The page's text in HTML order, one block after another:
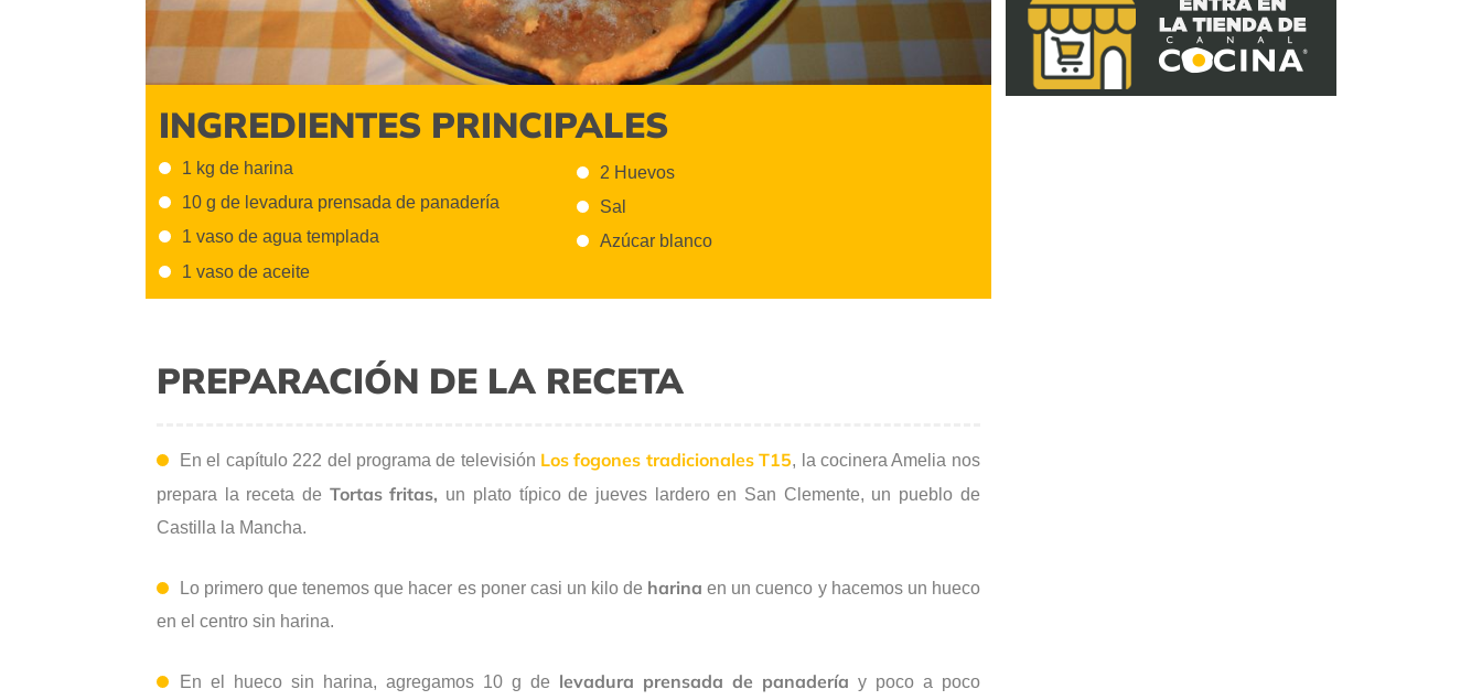
INGREDIENTES PRINCIPALES
1 kg de harina
10 g de levadura prensada de panadería
1 vaso de agua templada
1 vaso de aceite
2 Huevos
Sal
Azúcar blanco
PREPARACIÓN DE LA RECETA
En el capítulo 222 del programa de televisión Los fogones tradicionales T15, la cocinera Amelia nos
prepara la receta de Tortas fritas, un plato típico de jueves lardero en San Clemente, un pueblo de
Castilla la Mancha.
Lo primero que tenemos que hacer es poner casi un kilo de harina en un cuenco y hacemos un hueco
en el centro sin harina.
En el hueco sin harina, agregamos 10 g de levadura prensada de panadería y poco a poco